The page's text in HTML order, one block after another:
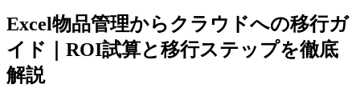
Excel物品管理からクラウドへの移行ガ
イド｜ROI試算と移行ステップを徹底
解説